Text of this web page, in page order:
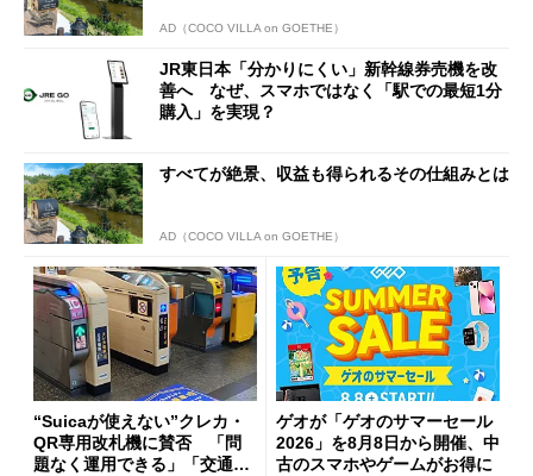
AD（COCO VILLA on GOETHE）
JR東日本「分かりにくい」新幹線券売機を改
善へ なぜ、スマホではなく「駅での最短1分
購入」を実現？
すべてが絶景、収益も得られるその仕組みとは
AD（COCO VILLA on GOETHE）
“Suicaが使えない”クレカ・
QR専用改札機に賛否 「問
題なく運用できる」「交通系I
ゲオが「ゲオのサマーセール
2026」を8月8日から開催、中
古のスマホやゲームがお得に